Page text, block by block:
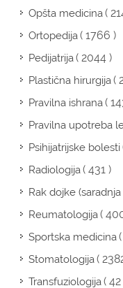
Opšta medicina(
Ortopedija( 1766 )
Pedijatrija( 2044 )
Plastična hirurgija(
Pravilna ishrana(
Pravilna upotreba
Psihijatrijske bolesti
Radiologija( 431 )
Rak dojke
Reumatologija(
Sportska medicina
Stomatologija(
Transfuziologija( 42